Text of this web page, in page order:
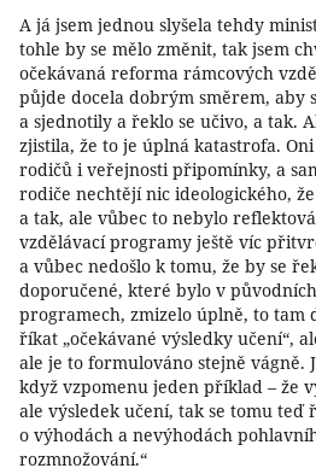
A já jsem jednou slyšela tehdy
tohle by se mělo změnit, tak jsem
očekávaná reforma rámcových
půjde docela dobrým směrem, aby
a sjednotily a řeklo se učivo, a tak.
zjistila, že to je úplná katastrofa.
rodičů i veřejnosti připomínky, a
rodiče nechtějí nic ideologického,
a tak, ale vůbec to nebylo
vzdělávací programy ještě víc
a vůbec nedošlo k tomu, že by se
doporučené, které bylo v
programech, zmizelo úplně, to tam
říkat „očekávané výsledky učení“,
ale je to formulováno stejně vágně.
když vzpomenu jeden příklad – že
ale výsledek učení, tak se tomu teď
o výhodách a nevýhodách
rozmnožování.“